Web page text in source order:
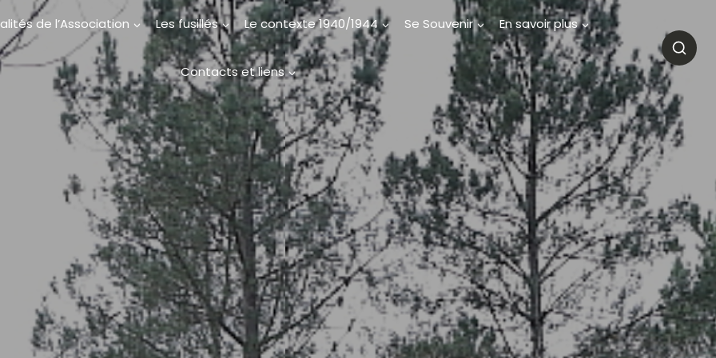
de l’Association Les fusillés Le contexte 1940/1944 Se Souvenir En savoir plus
Contacts et liens